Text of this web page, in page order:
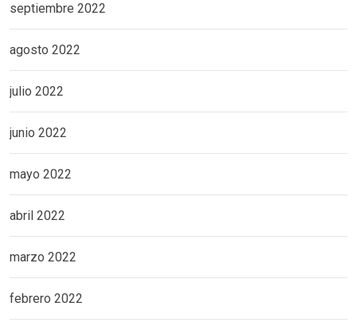
septiembre 2022
agosto 2022
julio 2022
junio 2022
mayo 2022
abril 2022
marzo 2022
febrero 2022